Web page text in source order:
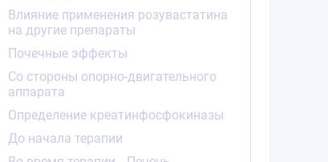
Влияние применения розувастатина
на другие препараты
Почечные эффекты
Со стороны опорно-двигательного
аппарата
Определение креатинфосфокиназы
До начала терапии